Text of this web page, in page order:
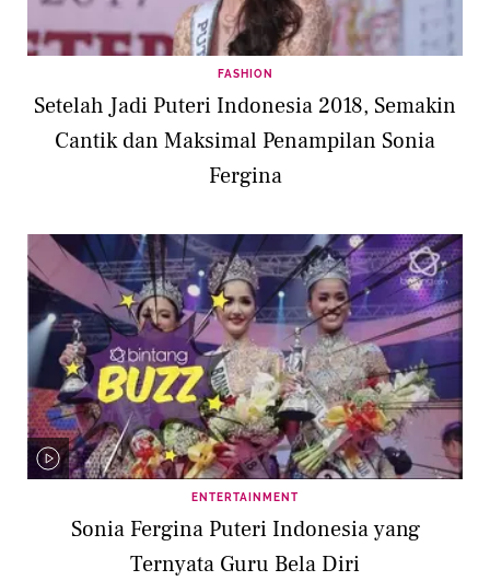
FASHION
Setelah Jadi Puteri Indonesia 2018, Semakin
Cantik dan Maksimal Penampilan Sonia
Fergina
ENTERTAINMENT
Sonia Fergina Puteri Indonesia yang
Ternyata Guru Bela Diri